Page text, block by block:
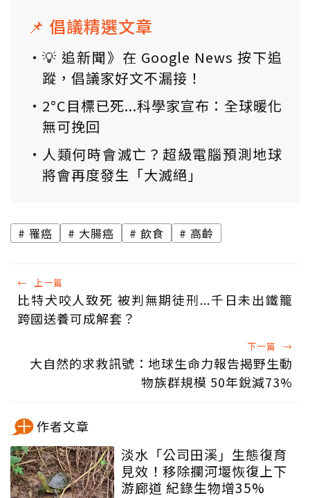
📌 倡議精選文章
💡 追新聞》在 Google News 按下追
蹤，倡議家好文不漏接！
2°C目標已死...科學家宣布：全球暖化
無可挽回
人類何時會滅亡？超級電腦預測地球
將會再度發生「大滅絕」
罹癌 大腸癌 飲食 高齡
← 上一篇
比特犬咬人致死 被判無期徒刑...千日未出鐵籠
跨國送養可成解套？
下一篇 →
大自然的求救訊號：地球生命力報告揭野生動
物族群規模 50年銳減73%
作者文章
淡水「公司田溪」生態復育
見效！移除攔河堰恢復上下
游廊道 紀錄生物增35%